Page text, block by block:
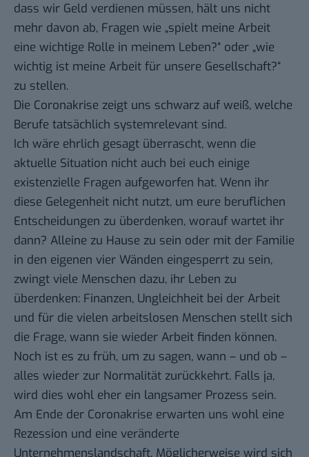
dass wir Geld verdienen müssen, hält uns nicht
mehr davon ab, Fragen wie „spielt meine Arbeit
eine wichtige Rolle in meinem Leben?“ oder „wie
wichtig ist meine Arbeit für unsere Gesellschaft?“
zu stellen.
Die Coronakrise zeigt uns schwarz auf weiß, welche
Berufe tatsächlich systemrelevant sind.
Ich wäre ehrlich gesagt überrascht, wenn die
aktuelle Situation nicht auch bei euch einige
existenzielle Fragen aufgeworfen hat. Wenn ihr
diese Gelegenheit nicht nutzt, um eure beruflichen
Entscheidungen zu überdenken, worauf wartet ihr
dann? Alleine zu Hause zu sein oder mit der Familie
in den eigenen vier Wänden eingesperrt zu sein,
zwingt viele Menschen dazu, ihr Leben zu
überdenken: Finanzen, Ungleichheit bei der Arbeit
und für die vielen arbeitslosen Menschen stellt sich
die Frage, wann sie wieder Arbeit finden können.
Noch ist es zu früh, um zu sagen, wann – und ob –
alles wieder zur Normalität zurückkehrt. Falls ja,
wird dies wohl eher ein langsamer Prozess sein.
Am Ende der Coronakrise erwarten uns wohl eine
Rezession und eine veränderte
Unternehmenslandschaft. Möglicherweise wird sich